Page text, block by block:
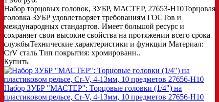
Набор торцовых головок, ЗУБР, МАСТЕР, 27653-H10Торцовая
головка ЗУБР удовлетворяет требованиям ГОСТов и
международных стандартов. Имеет большой ресурс и
сохраняет свои высокие свойства на протяжении всего срока
службыТехнические характеристики и функции Материал:
CrV сталь Тип покрытия: хромированн..
Купить
Набор ЗУБР "МАСТЕР": Торцовые головки (1/4") на
пластиковом рельсе, Cr-V, 4-13мм, 10 предметов 27656-H10